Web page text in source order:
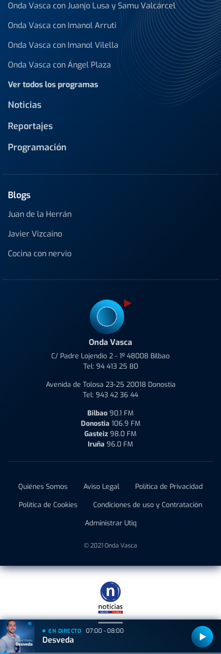
Onda Vasca con Juanjo Lusa y Samu Valcárcel
Onda Vasca con Imanol Arruti
Onda Vasca con Imanol Vilella
Onda Vasca con Ángel Plaza
Ver todos los programas
Noticias
Reportajes
Programación
Blogs
Juan de la Herrán
Javier Vizcaino
Cocina con nervio
Onda Vasca
C/ Padre Lojendio 2 - 1º 48008 Bilbao
Tel: 94 413 25 80
Avenida de Tolosa 23-25 20018 Donostia
Tel: 943 42 36 44
Bilbao 90.1 FM
Donostia 106.9 FM
Gasteiz 98.0 FM
Iruña 96.0 FM
Quiénes Somos Aviso Legal
Política de Privacidad
Política de Cookies
Condiciones de uso y Contratación
Administrar Utiq
© 2021 Onda Vasca
EN DIRECTO 07:00 - 08:00
Desveda